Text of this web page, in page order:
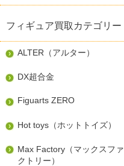
フィギュア買取カテゴリー
ALTER（アルター）
DX超合金
Figuarts ZERO
Hot toys（ホットトイズ）
Max Factory（マックスファ
クトリー）